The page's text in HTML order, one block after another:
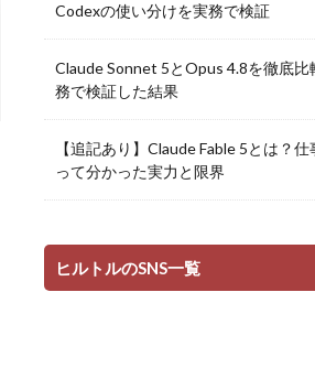
Codexの使い分けを実務で検証
Claude Sonnet 5とOpus 4.8を徹底比
務で検証した結果
【追記あり】Claude Fable 5とは？
って分かった実力と限界
ヒルトルのSNS一覧